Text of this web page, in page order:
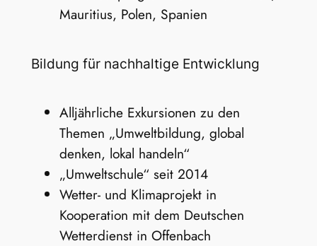
Mauritius, Polen, Spanien
Bildung für nachhaltige Entwicklung
Alljährliche Exkursionen zu den
Themen „Umweltbildung, global
denken, lokal handeln“
„Umweltschule“ seit 2014
Wetter- und Klimaprojekt in
Kooperation mit dem Deutschen
Wetterdienst in Offenbach